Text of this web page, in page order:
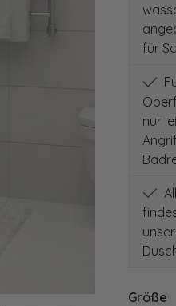
für
nur
Größe